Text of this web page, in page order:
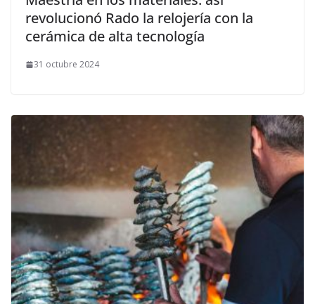
revolucionó Rado la relojería con la
cerámica de alta tecnología
31 octubre 2024